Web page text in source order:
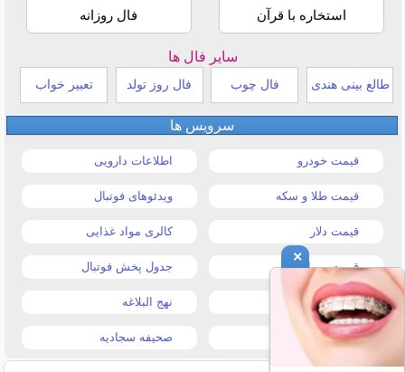
استخاره با قرآن فال روزانه
سایر فال ها
طالع بینی هندی فال چوب فال روز تولد تعبیر خواب
سرویس ها
قیمت خودرو اطلاعات دارویی
قیمت طلا و سکه ویدئوهای فوتبال
قیمت دلار کالری مواد غذایی
قیمت موبایل جدول پخش فوتبال
قیمت تبلت نهج البلاغه
تیتر روزنامه ها صحیفه سجادیه
×